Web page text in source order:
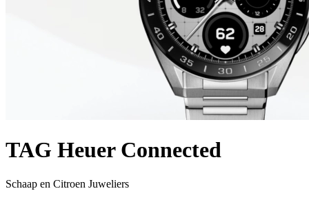
TAG Heuer Connected
Schaap en Citroen Juweliers